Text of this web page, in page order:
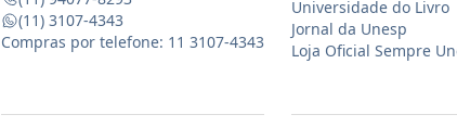
(11) 3107-4343
Compras por telefone: 11 3107-4343
Universidade do Livro
Jornal da Unesp
Loja Oficial Sempre